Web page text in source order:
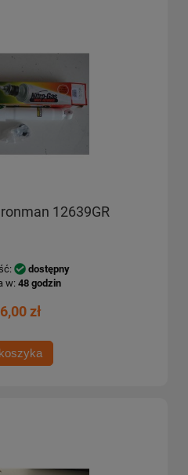
12639GR
dostępny
w: 48 godzin
zł